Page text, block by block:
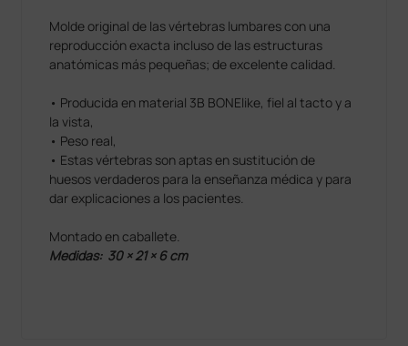
Molde original de las vértebras lumbares con una
reproducción exacta incluso de las estructuras
anatómicas más pequeñas; de excelente calidad.
• Producida en material 3B BONElike, fiel al tacto y a
la vista,
• Peso real,
• Estas vértebras son aptas en sustitución de
huesos verdaderos para la enseñanza médica y para
dar explicaciones a los pacientes.
Montado en caballete.
Medidas: 30 × 21 × 6 cm